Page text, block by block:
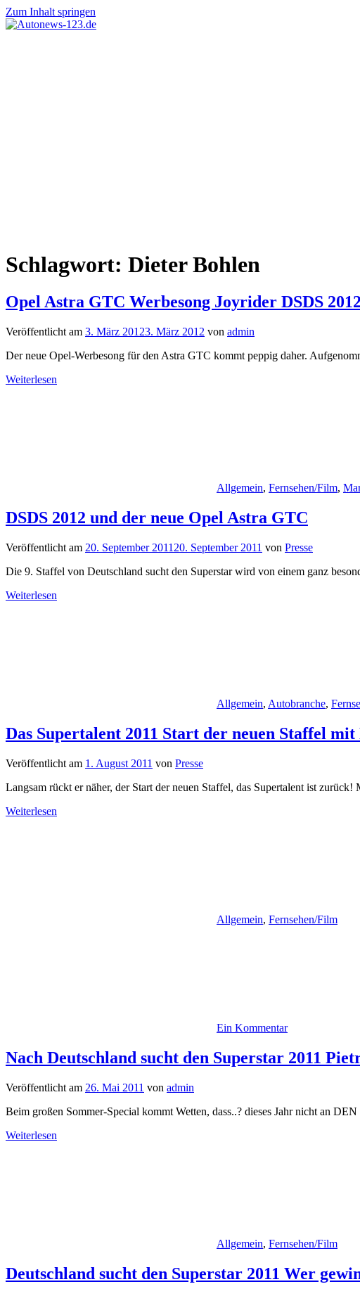
Zum Inhalt springen
Schlagwort: Dieter Bohlen
Opel Astra GTC Werbesong Joyrider DSDS
Veröffentlicht am 3. März 20123. März 2012 von admin
Der neue Opel-Werbesong für den Astra GTC kommt peppig daher.
Weiterlesen
Allgemein, Fernsehen/Film,
DSDS 2012 und der neue Opel Astra GTC
Veröffentlicht am 20. September 2011 20. September 2011 von Presse
Die 9. Staffel von Deutschland sucht den Superstar wird von einem ganz
Weiterlesen
Allgemein, Autobranche,
Das Supertalent 2011 Start der neuen Staffel
Veröffentlicht am 1. August 2011 von Presse
Langsam rückt er näher, der Start der neuen Staffel, das Supertalent ist
Weiterlesen
Allgemein, Fernsehen/Film
Ein Kommentar
Nach Deutschland sucht den Superstar 2011
Veröffentlicht am 26. Mai 2011 von admin
Beim großen Sommer-Special kommt Wetten, dass..? dieses Jahr nicht an
Weiterlesen
Allgemein, Fernsehen/Film
Deutschland sucht den Superstar 2011 Wer